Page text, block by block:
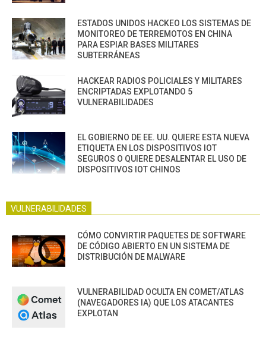
ESTADOS UNIDOS HACKEO LOS SISTEMAS DE
MONITOREO DE TERREMOTOS EN CHINA
PARA ESPIAR BASES MILITARES
SUBTERRÁNEAS
HACKEAR RADIOS POLICIALES Y MILITARES
ENCRIPTADAS EXPLOTANDO 5
VULNERABILIDADES
EL GOBIERNO DE EE. UU. QUIERE ESTA NUEVA
ETIQUETA EN LOS DISPOSITIVOS IOT
SEGUROS O QUIERE DESALENTAR EL USO DE
DISPOSITIVOS IOT CHINOS
VULNERABILIDADES
CÓMO CONVIRTIR PAQUETES DE SOFTWARE
DE CÓDIGO ABIERTO EN UN SISTEMA DE
DISTRIBUCIÓN DE MALWARE
VULNERABILIDAD OCULTA EN COMET/ATLAS
(NAVEGADORES IA) QUE LOS ATACANTES
EXPLOTAN